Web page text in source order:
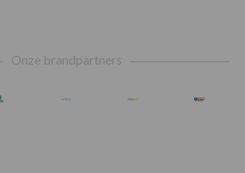
Onze brandpartners